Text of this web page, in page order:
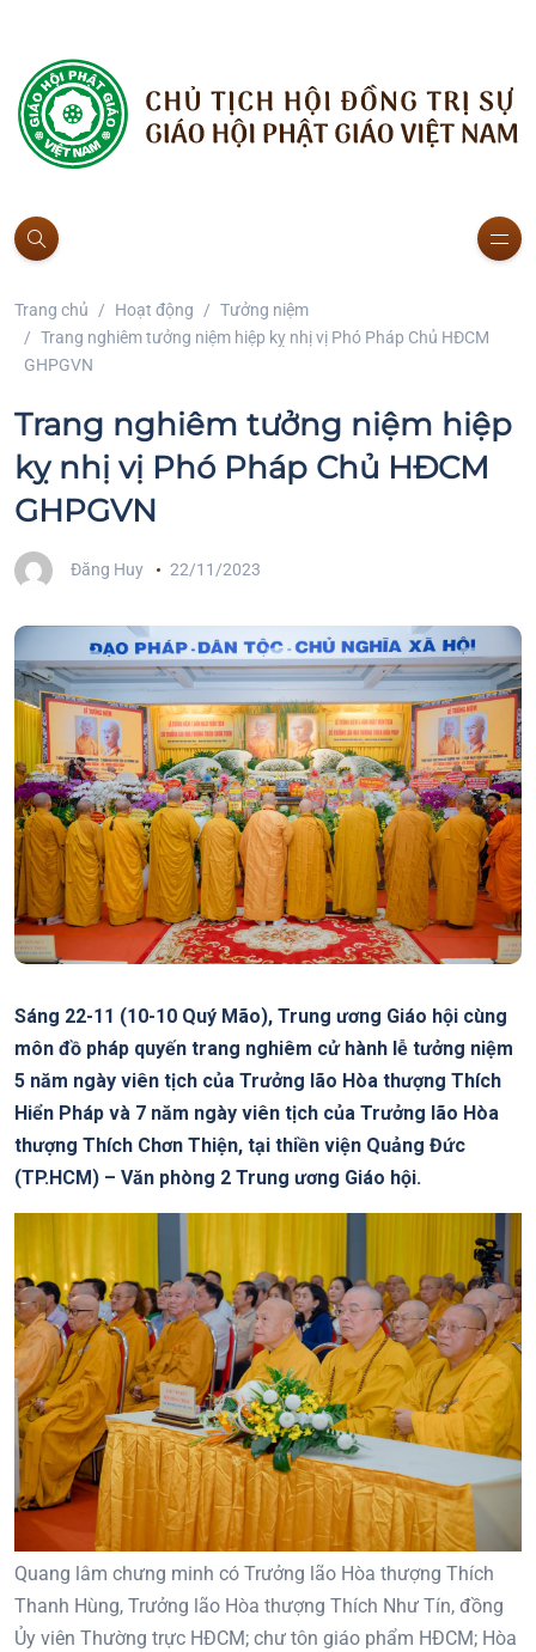
Trang chủ Hoạt động
Tưởng niệm
Trang nghiêm tưởng niệm hiệp kỵ nhị vị Phó Pháp Chủ HĐCM
GHPGVN
Trang nghiêm tưởng niệm hiệp
kỵ nhị vị Phó Pháp Chủ HĐCM
GHPGVN
Đăng Huy 22/11/2023
Sáng 22-11 (10-10 Quý Mão), Trung ương Giáo hội cùng
môn đồ pháp quyến trang nghiêm cử hành lễ tưởng niệm
5 năm ngày viên tịch của Trưởng lão Hòa thượng Thích
Hiển Pháp và 7 năm ngày viên tịch của Trưởng lão Hòa
thượng Thích Chơn Thiện, tại thiền viện Quảng Đức
(TP.HCM) – Văn phòng 2 Trung ương Giáo hội.
Quang lâm chưng minh có Trưởng lão Hòa thượng Thích
Thanh Hùng, Trưởng lão Hòa thượng Thích Như Tín, đồng
Ủy viên Thường trực HĐCM; chư tôn giáo phẩm HĐCM; Hòa